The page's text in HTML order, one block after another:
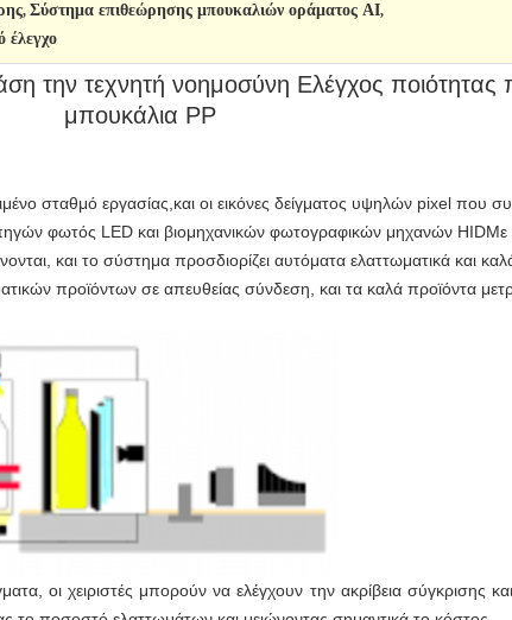
, Σύστημα επιθεώρησης μπουκαλιών οράματος AI,
έλεγχο
την τεχνητή νοημοσύνη Ελέγχος ποιότητας
μπουκάλια PP
σταθμό εργασίας,και οι εικόνες δείγματος υψηλών pixel που
φωτός LED και βιομηχανικών φωτογραφικών μηχανών HIDΜε
και το σύστημα προσδιορίζει αυτόματα ελαττωματικά και
προϊόντων σε απευθείας σύνδεση, και τα καλά προϊόντα
οι χειριστές μπορούν να ελέγχουν την ακρίβεια σύγκρισης